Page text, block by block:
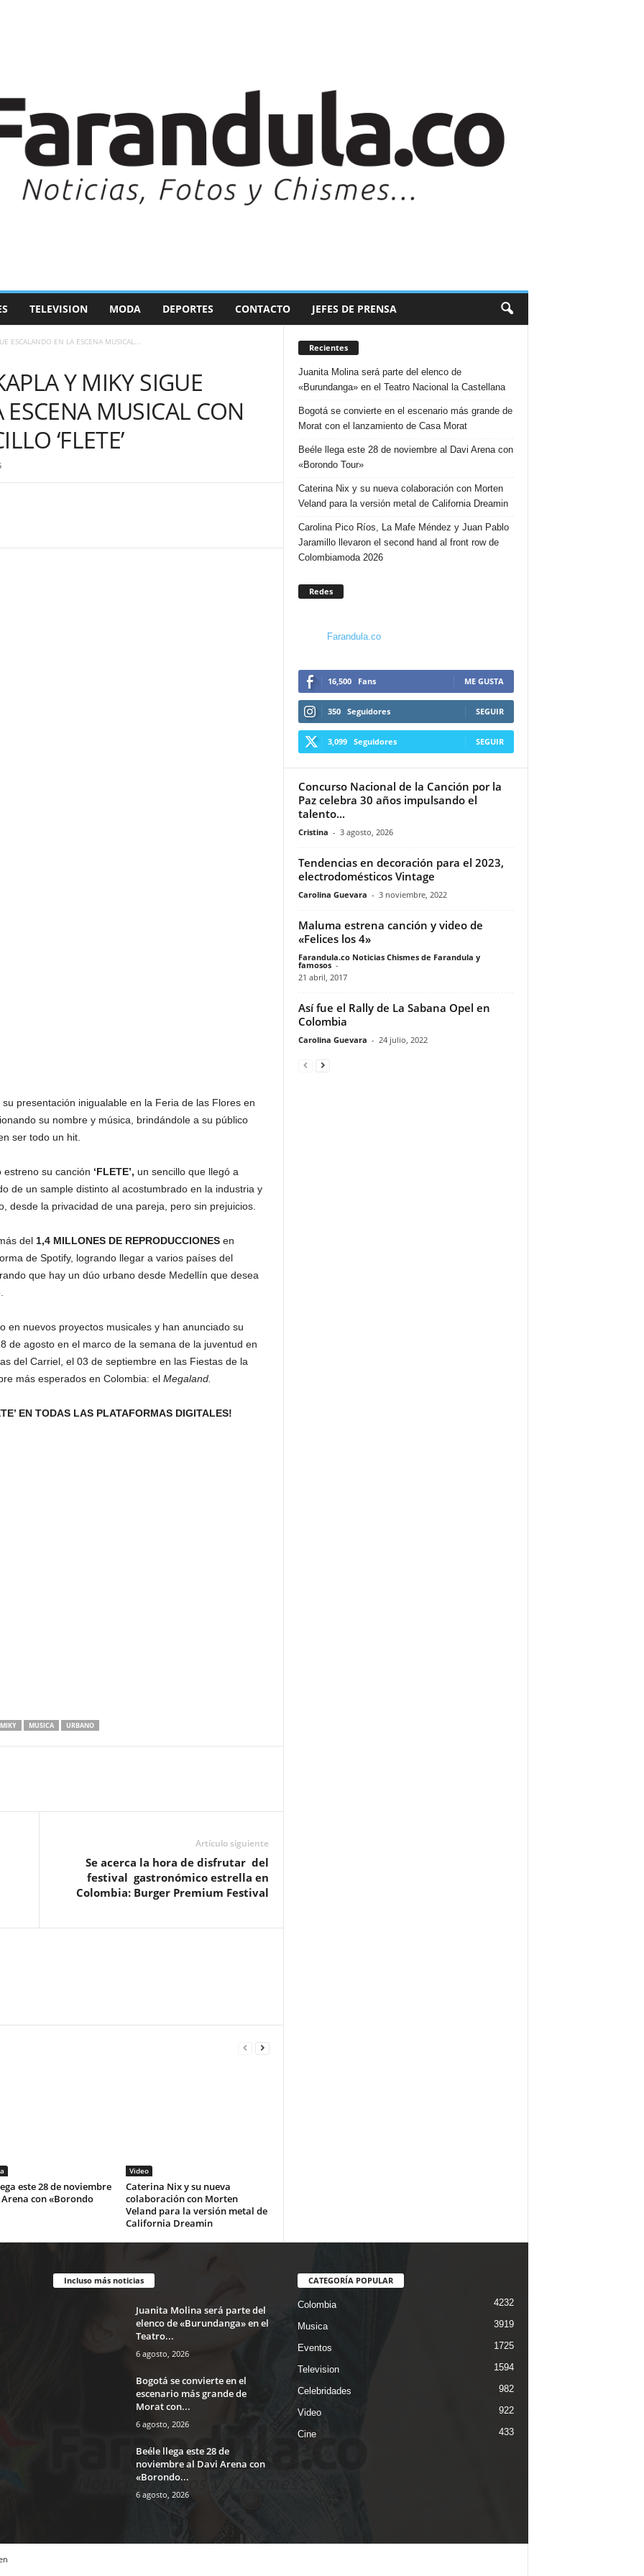
TELEVISION MODA DEPORTES CONTACTO JEFES DE PRENSA
ESCALANDO EN LA ESCENA MUSICAL...
Y MIKY SIGUE
MUSICAL CON
‘FLETE’
su presentación inigualable en la Feria de las Flores en
su nombre y música, brindándole a su público
ser todo un hit.
estreno su canción ‘FLETE’, un sencillo que llegó a
de un sample distinto al acostumbrado en la industria y
desde la privacidad de una pareja, pero sin prejuicios.
del 1,4 MILLONES DE REPRODUCCIONESen
de Spotify, logrando llegar a varios países del
que hay un dúo urbano desde Medellín que desea
en nuevos proyectos musicales y han anunciado su
de agosto en el marco de la semana de la juventud en
del Carriel, el 03 de septiembre en las Fiestas de la
más esperados en Colombia: el Megaland.
EN TODAS LAS PLATAFORMAS DIGITALES!
MUSICA URBANO
Artículo siguiente
Se acerca la hora de disfrutar del
festival gastronómico estrella en
Colombia: Burger Premium Festival
este 28 de noviembre
con «Borondo
Video
Caterina Nix y su nueva
colaboración con Morten
Veland para la versión metal de
California Dreamin
Recientes
Juanita Molina será parte del elenco de
«Burundanga» en el Teatro Nacional la Castellana
Bogotá se convierte en el escenario más grande de
Morat con el lanzamiento de Casa Morat
Beéle llega este 28 de noviembre al Davi Arena con
«Borondo Tour»
Caterina Nix y su nueva colaboración con Morten
Veland para la versión metal de California Dreamin
Carolina Pico Ríos, La Mafe Méndez y Juan Pablo
Jaramillo llevaron el second hand al front row de
Colombiamoda 2026
Redes
Farandula.co
16,500 Fans ME GUSTA
350 Seguidores SEGUIR
3,099 Seguidores SEGUIR
Concurso Nacional de la Canción por la
Paz celebra 30 años impulsando el
talento...
Cristina - 3 agosto, 2026
Tendencias en decoración para el 2023,
electrodomésticos Vintage
Carolina Guevara - 3 noviembre, 2022
Maluma estrena canción y video de
«Felices los 4»
Farandula.co Noticias Chismes de Farandula y
famosos -
21 abril, 2017
Así fue el Rally de La Sabana Opel en
Colombia
Carolina Guevara - 24 julio, 2022
Incluso más noticias
Juanita Molina será parte del
elenco de «Burundanga» en el
Teatro...
6 agosto, 2026
Bogotá se convierte en el
escenario más grande de
Morat con...
6 agosto, 2026
Beéle llega este 28 de
noviembre al Davi Arena con
«Borondo...
6 agosto, 2026
CATEGORÍA POPULAR
Colombia 4232
Musica 3919
Eventos 1725
Television 1594
Celebridades 982
Video 922
Cine 433